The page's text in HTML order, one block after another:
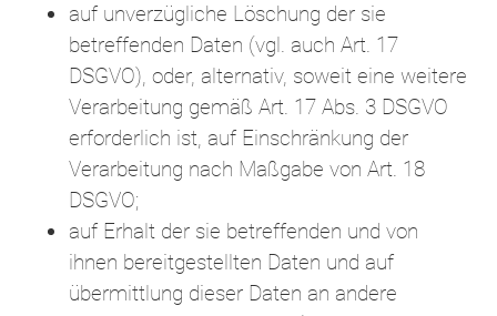
auf unverzügliche Löschung der sie
betreffenden Daten (vgl. auch Art. 17
DSGVO), oder, alternativ, soweit eine weitere
Verarbeitung gemäß Art. 17 Abs. 3 DSGVO
erforderlich ist, auf Einschränkung der
Verarbeitung nach Maßgabe von Art. 18
DSGVO;
auf Erhalt der sie betreffenden und von
ihnen bereitgestellten Daten und auf
übermittlung dieser Daten an andere